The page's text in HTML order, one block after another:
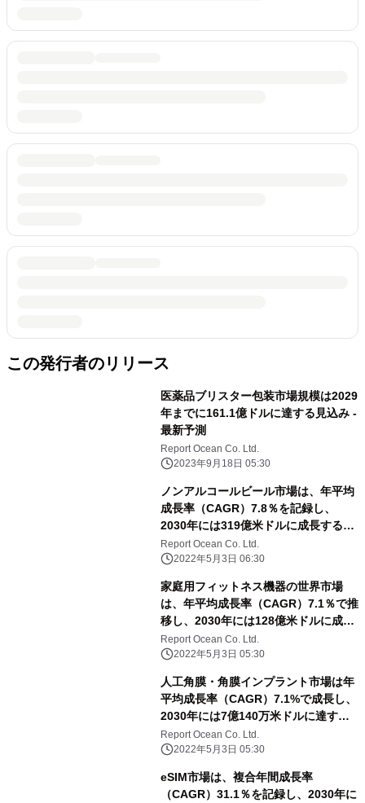
この発行者のリリース
医薬品ブリスター包装市場規模は2029
年までに161.1億ドルに達する見込み -
最新予測
Report Ocean Co. Ltd.
2023年9月18日 05:30
ノンアルコールビール市場は、年平均
成長率（CAGR）7.8％を記録し、
2030年には319億米ドルに成長すると
予測される
Report Ocean Co. Ltd.
2022年5月3日 06:30
家庭用フィットネス機器の世界市場
は、年平均成長率（CAGR）7.1％で推
移し、2030年には128億米ドルに成長
すると予測
Report Ocean Co. Ltd.
2022年5月3日 05:30
人工角膜・角膜インプラント市場は年
平均成長率（CAGR）7.1%で成長し、
2030年には7億140万米ドルに達する
と予測される
Report Ocean Co. Ltd.
2022年5月3日 05:30
eSIM市場は、複合年間成長率
（CAGR）31.1％を記録し、2030年に